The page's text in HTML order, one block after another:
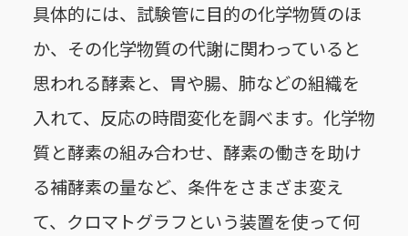
具体的には、試験管に目的の化学物質のほ
か、その化学物質の代謝に関わっていると
思われる酵素と、胃や腸、肺などの組織を
入れて、反応の時間変化を調べます。化学物
質と酵素の組み合わせ、酵素の働きを助け
る補酵素の量など、条件をさまざま変え
て、クロマトグラフという装置を使って何